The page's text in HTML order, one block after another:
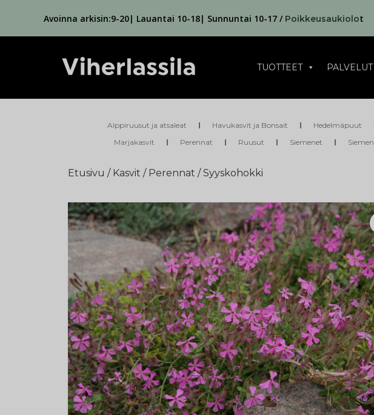
Avoinna arkisin:9-20| Lauantai 10-18| Sunnuntai 10-17 / Poikkeusaukiolot
TUOTTEET PALVELUT
Alppiruusut ja atsaleat Havukasvit ja Bonsait Hedelmäpuut
Marjakasvit
Perennat Ruusut Siemenet
Etusivu / Kasvit / Perennat / Syyskohokki